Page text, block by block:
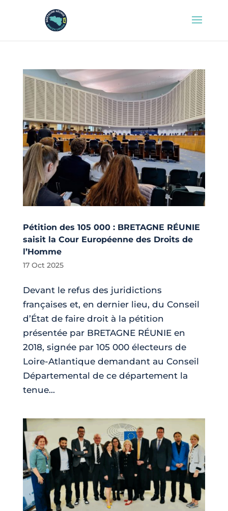
Pétition des 105 000 : BRETAGNE RÉUNIE
saisit la Cour Européenne des Droits de
l’Homme
17 Oct 2025
Devant le refus des juridictions
françaises et, en dernier lieu, du Conseil
d’État de faire droit à la pétition
présentée par BRETAGNE RÉUNIE en
2018, signée par 105 000 électeurs de
Loire-Atlantique demandant au Conseil
Départemental de ce département la
tenue...